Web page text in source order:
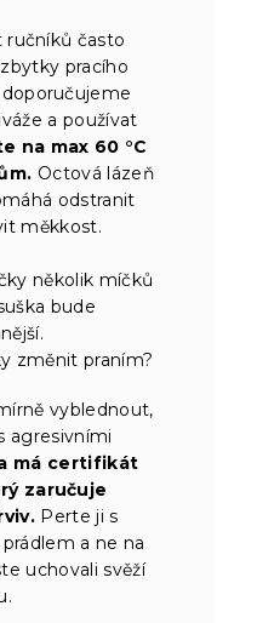
ručníků často
pracího
a používat
na max 60 °C
Octová lázeň
odstranit
měkkost.
několik míčků
bude
změnit praním?
vyblednout,
agresivními
má certifikát
zaručuje
Perte ji s
a ne na
uchovali svěží